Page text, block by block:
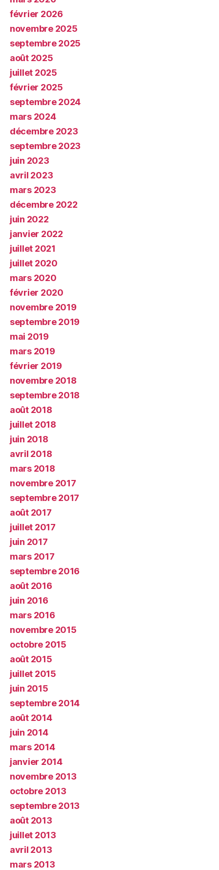
février 2026
novembre 2025
septembre 2025
août 2025
juillet 2025
février 2025
septembre 2024
mars 2024
décembre 2023
septembre 2023
juin 2023
avril 2023
mars 2023
décembre 2022
juin 2022
janvier 2022
juillet 2021
juillet 2020
mars 2020
février 2020
novembre 2019
septembre 2019
mai 2019
mars 2019
février 2019
novembre 2018
septembre 2018
août 2018
juillet 2018
juin 2018
avril 2018
mars 2018
novembre 2017
septembre 2017
août 2017
juillet 2017
juin 2017
mars 2017
septembre 2016
août 2016
juin 2016
mars 2016
novembre 2015
octobre 2015
août 2015
juillet 2015
juin 2015
septembre 2014
août 2014
juin 2014
mars 2014
janvier 2014
novembre 2013
octobre 2013
septembre 2013
août 2013
juillet 2013
avril 2013
mars 2013